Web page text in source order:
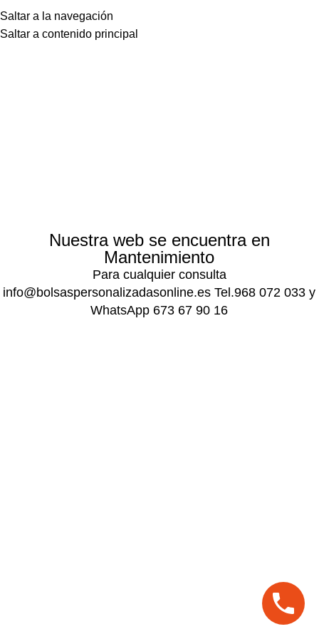
Saltar a la navegación
Saltar a contenido principal
Nuestra web se encuentra en
Mantenimiento
Para cualquier consulta
info@bolsaspersonalizadasonline.es Tel.968 072 033 y
WhatsApp 673 67 90 16